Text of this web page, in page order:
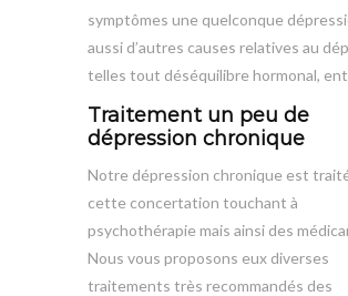
symptômes une quelconque
aussi d’autres causes relatives au
telles tout déséquilibre hormonal,
Traitement un peu de
dépression chronique
Notre dépression chronique est
cette concertation touchant à
psychothérapie mais ainsi des
Nous vous proposons eux diverses
traitements très recommandés des